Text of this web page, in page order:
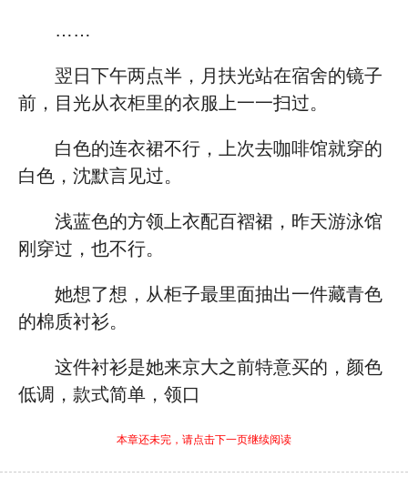
……
翌日下午两点半，月扶光站在宿舍的镜子
前，目光从衣柜里的衣服上一一扫过。
白色的连衣裙不行，上次去咖啡馆就穿的
白色，沈默言见过。
浅蓝色的方领上衣配百褶裙，昨天游泳馆
刚穿过，也不行。
她想了想，从柜子最里面抽出一件藏青色
的棉质衬衫。
这件衬衫是她来京大之前特意买的，颜色
低调，款式简单，领口
本章还未完，请点击下一页继续阅读